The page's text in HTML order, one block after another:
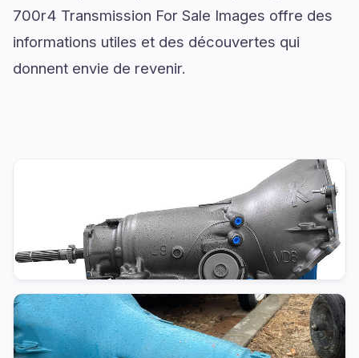
700r4 Transmission For Sale Images offre des
informations utiles et des découvertes qui
donnent envie de revenir.